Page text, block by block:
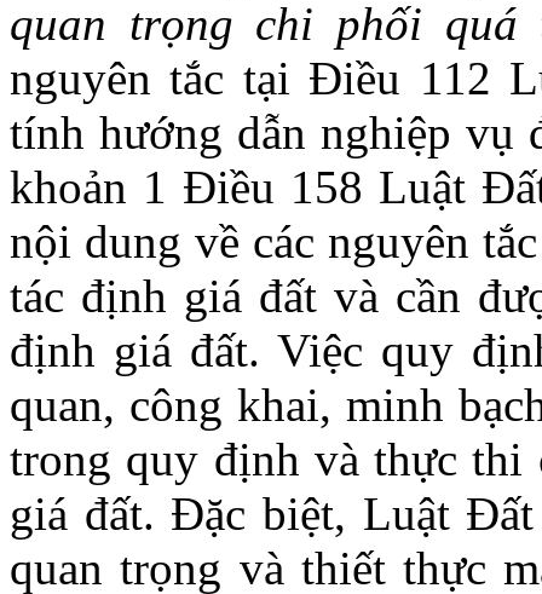
quan trọng chi phối
nguyên tắc tại Điều 112
tính hướng dẫn nghiệp vụ
khoản 1 Điều 158 Luật
nội dung về các nguyên
tác định giá đất và cần
định giá đất. Việc quy
quan, công khai, minh
trong quy định và thực thi
giá đất. Đặc biệt, Luật
quan trọng và thiết thực